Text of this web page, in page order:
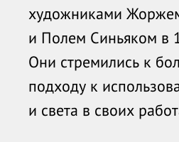
художниками
и Полем Синьяком в
Они стремились к
подходу к
и света в своих